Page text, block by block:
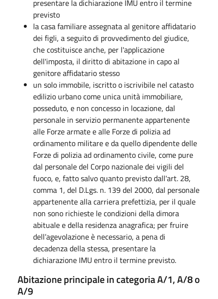
presentare la dichiarazione IMU entro il termine
previsto
la casa familiare assegnata al genitore affidatario
dei figli, a seguito di provvedimento del giudice,
che costituisce anche, per l'applicazione
dell'imposta, il diritto di abitazione in capo al
genitore affidatario stesso
un solo immobile, iscritto o iscrivibile nel catasto
edilizio urbano come unica unità immobiliare,
posseduto, e non concesso in locazione, dal
personale in servizio permanente appartenente
alle Forze armate e alle Forze di polizia ad
ordinamento militare e da quello dipendente delle
Forze di polizia ad ordinamento civile, come pure
dal personale del Corpo nazionale dei vigili del
fuoco, e, fatto salvo quanto previsto dall'art. 28,
comma 1, del D.Lgs. n. 139 del 2000, dal personale
appartenente alla carriera prefettizia, per il quale
non sono richieste le condizioni della dimora
abituale e della residenza anagrafica; per fruire
dell’agevolazione è necessario, a pena di
decadenza della stessa, presentare la
dichiarazione IMU entro il termine previsto.
Abitazione principale in categoria A/1, A/8 o
A/9